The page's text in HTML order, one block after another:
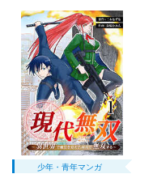
少年・青年マンガ